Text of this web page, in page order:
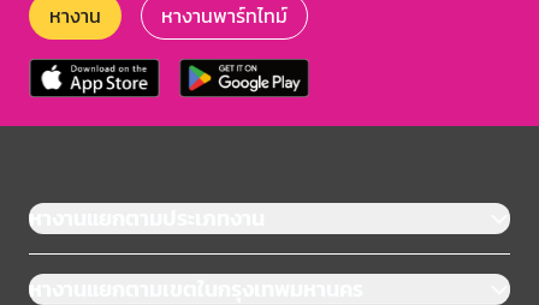
หางาน หางานพาร์ทไทม์
หางานแยกตามประเภทงาน
หางานแยกตามเขตในกรุงเทพมหานคร